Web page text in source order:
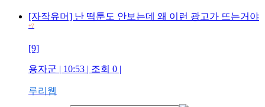
[자작유머] 난 떡툰도 안보는데 왜 이런 광고가 뜨는거야
+7
[9]
용자군 | 10:53 | 조회 0 |
루리웹